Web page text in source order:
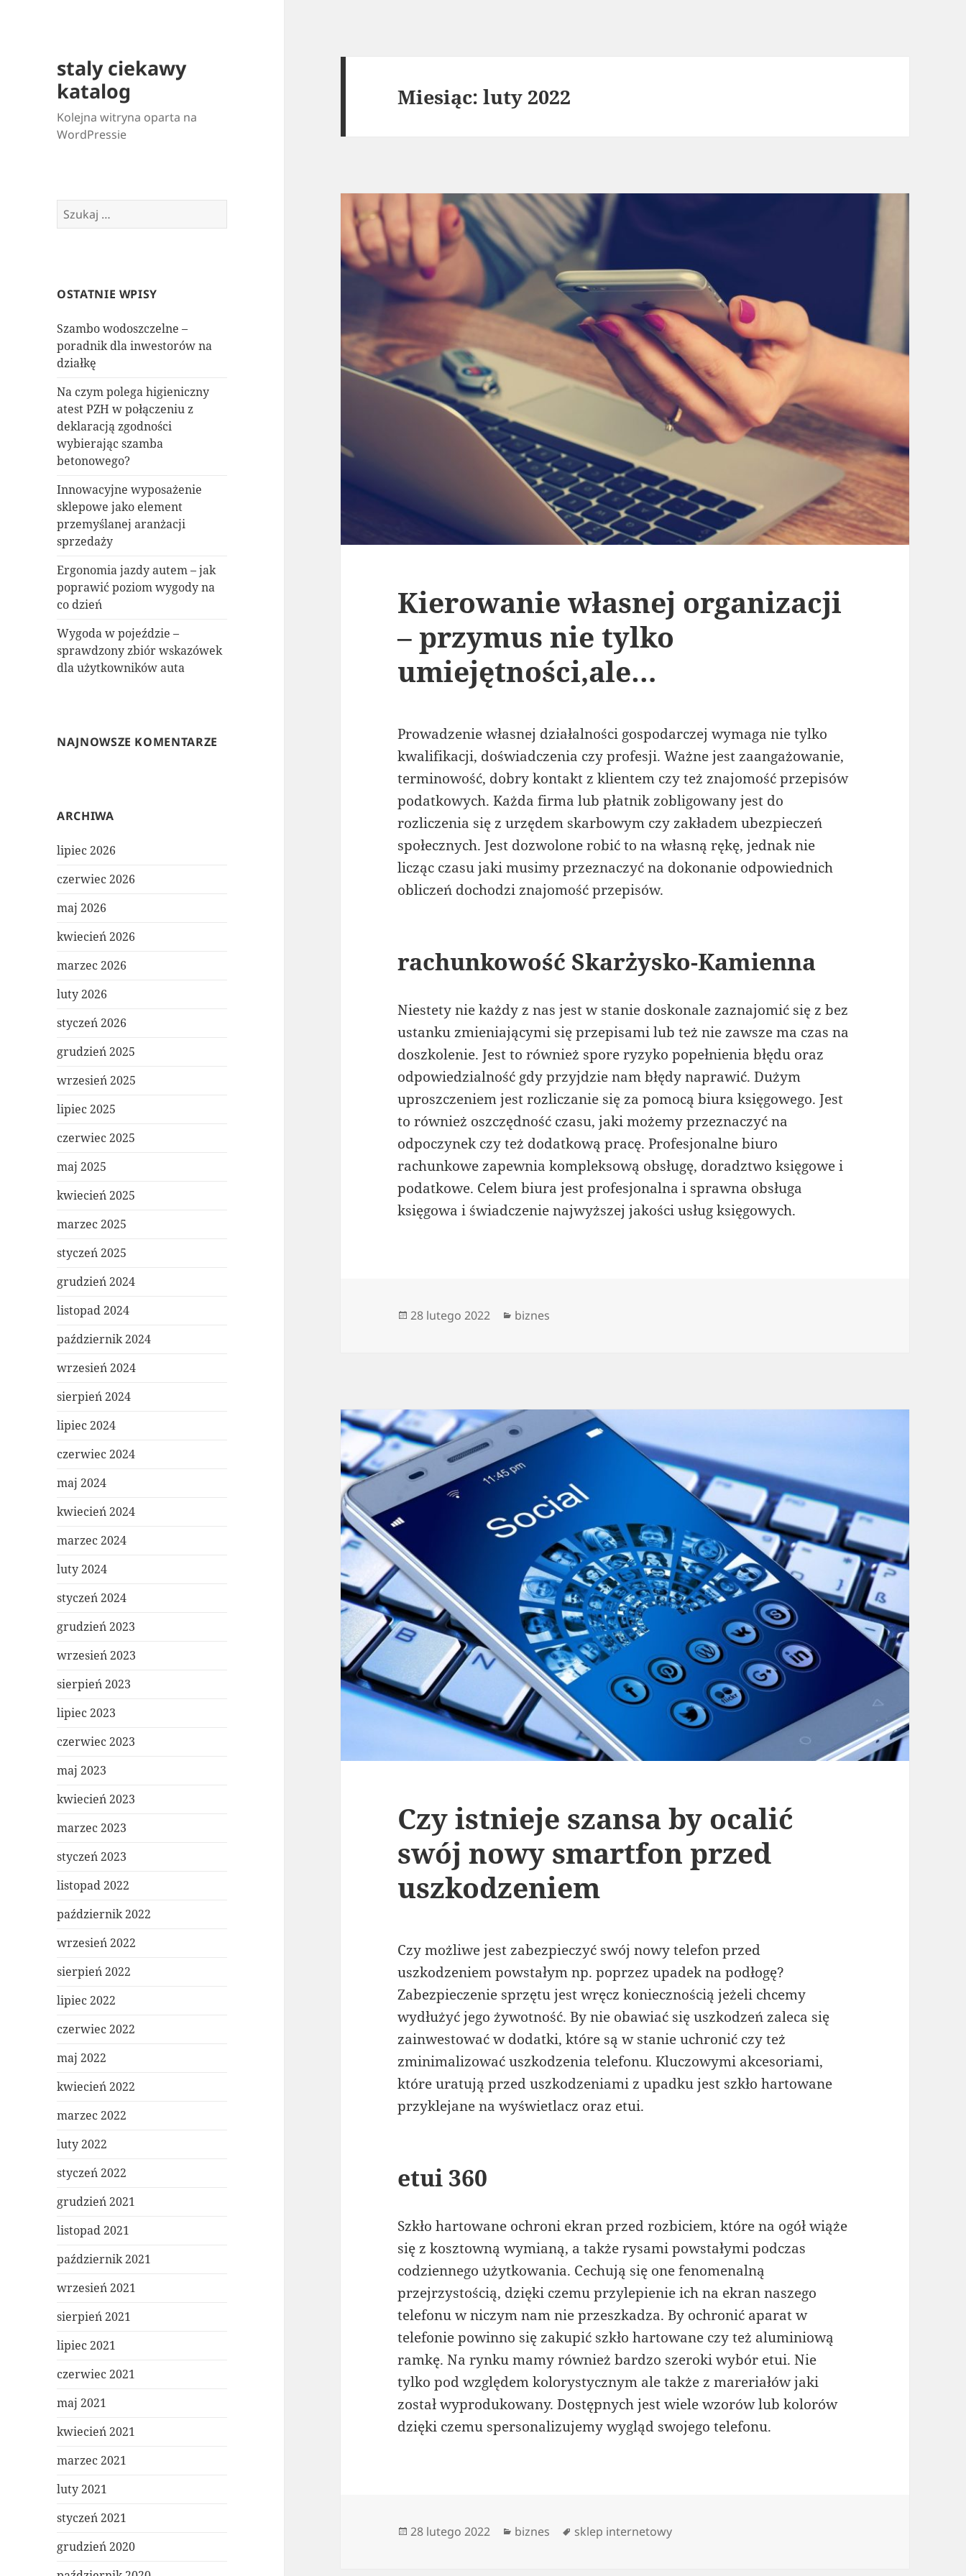
staly ciekawy
katalog
Kolejna witryna oparta na
WordPressie
Szukaj:
OSTATNIE WPISY
Szambo wodoszczelne –
poradnik dla inwestorów na
działkę
Na czym polega higieniczny
atest PZH w połączeniu z
deklaracją zgodności
wybierając szamba
betonowego?
Innowacyjne wyposażenie
sklepowe jako element
przemyślanej aranżacji
sprzedaży
Ergonomia jazdy autem – jak
poprawić poziom wygody na
co dzień
Wygoda w pojeździe –
sprawdzony zbiór wskazówek
dla użytkowników auta
NAJNOWSZE KOMENTARZE
ARCHIWA
lipiec 2026
czerwiec 2026
maj 2026
kwiecień 2026
marzec 2026
luty 2026
styczeń 2026
grudzień 2025
wrzesień 2025
lipiec 2025
czerwiec 2025
maj 2025
kwiecień 2025
marzec 2025
styczeń 2025
grudzień 2024
listopad 2024
październik 2024
wrzesień 2024
sierpień 2024
lipiec 2024
czerwiec 2024
maj 2024
kwiecień 2024
marzec 2024
luty 2024
styczeń 2024
grudzień 2023
wrzesień 2023
sierpień 2023
lipiec 2023
czerwiec 2023
maj 2023
kwiecień 2023
marzec 2023
styczeń 2023
listopad 2022
październik 2022
wrzesień 2022
sierpień 2022
lipiec 2022
czerwiec 2022
maj 2022
kwiecień 2022
marzec 2022
luty 2022
styczeń 2022
grudzień 2021
listopad 2021
październik 2021
wrzesień 2021
sierpień 2021
lipiec 2021
czerwiec 2021
maj 2021
kwiecień 2021
marzec 2021
luty 2021
styczeń 2021
grudzień 2020
Miesiąc:luty 2022
Kierowanie własnej organizacji
– przymus nie tylko
umiejętności,ale…
Prowadzenie własnej działalności gospodarczej wymaga nie tylko
kwalifikacji, doświadczenia czy profesji. Ważne jest zaangażowanie,
terminowość, dobry kontakt z klientem czy też znajomość przepisów
podatkowych. Każda firma lub płatnik zobligowany jest do
rozliczenia się z urzędem skarbowym czy zakładem ubezpieczeń
społecznych. Jest dozwolone robić to na własną rękę, jednak nie
licząc czasu jaki musimy przeznaczyć na dokonanie odpowiednich
obliczeń dochodzi znajomość przepisów.
rachunkowość Skarżysko-Kamienna
Niestety nie każdy z nas jest w stanie doskonale zaznajomić się z bez
ustanku zmieniającymi się przepisami lub też nie zawsze ma czas na
doszkolenie. Jest to również spore ryzyko popełnienia błędu oraz
odpowiedzialność gdy przyjdzie nam błędy naprawić. Dużym
uproszczeniem jest rozliczanie się za pomocą biura księgowego. Jest
to również oszczędność czasu, jaki możemy przeznaczyć na
odpoczynek czy też dodatkową pracę. Profesjonalne biuro
rachunkowe zapewnia kompleksową obsługę, doradztwo księgowe i
podatkowe. Celem biura jest profesjonalna i sprawna obsługa
księgowa i świadczenie najwyższej jakości usług księgowych.
Data
28 lutego 2022 Kategorie
biznes
Czy istnieje szansa by ocalić
swój nowy smartfon przed
uszkodzeniem
Czy możliwe jest zabezpieczyć swój nowy telefon przed
uszkodzeniem powstałym np. poprzez upadek na podłogę?
Zabezpieczenie sprzętu jest wręcz koniecznością jeżeli chcemy
wydłużyć jego żywotność. By nie obawiać się uszkodzeń zaleca się
zainwestować w dodatki, które są w stanie uchronić czy też
zminimalizować uszkodzenia telefonu. Kluczowymi akcesoriami,
które uratują przed uszkodzeniami z upadku jest szkło hartowane
przyklejane na wyświetlacz oraz etui.
etui 360
Szkło hartowane ochroni ekran przed rozbiciem, które na ogół wiąże
się z kosztowną wymianą, a także rysami powstałymi podczas
codziennego użytkowania. Cechują się one fenomenalną
przejrzystością, dzięki czemu przylepienie ich na ekran naszego
telefonu w niczym nam nie przeszkadza. By ochronić aparat w
telefonie powinno się zakupić szkło hartowane czy też aluminiową
ramkę. Na rynku mamy również bardzo szeroki wybór etui. Nie
tylko pod względem kolorystycznym ale także z mareriałów jaki
został wyprodukowany. Dostępnych jest wiele wzorów lub kolorów
dzięki czemu spersonalizujemy wygląd swojego telefonu.
Data
28 lutego 2022 Kategorie
biznes Tagi
sklep internetowy